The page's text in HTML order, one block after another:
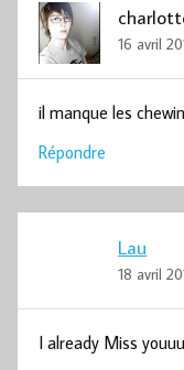
16 avril
il manque les
Répondre
Lau
18 avril
I already Miss